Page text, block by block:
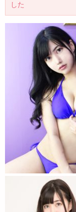
した